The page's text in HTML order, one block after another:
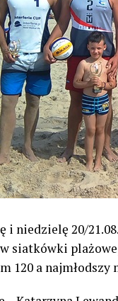
i niedzielę 20/
siatkówki
120 a najmłodszy